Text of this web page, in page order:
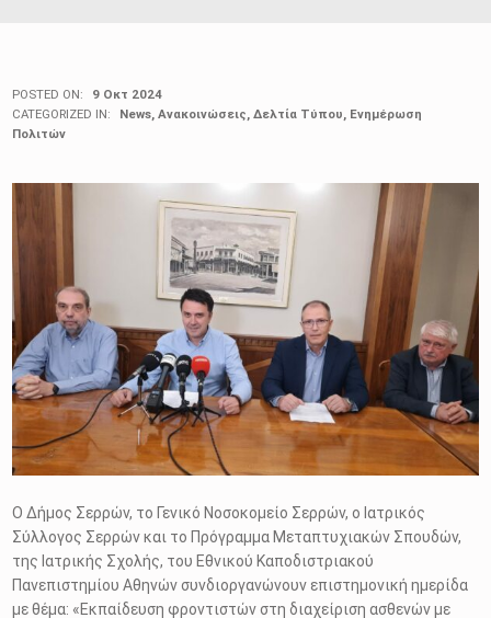
POSTED ON:
9 Οκτ 2024
CATEGORIZED IN:
News, Ανακοινώσεις Δελτία Τύπου Ενημέρωση
Πολιτών
Ο Δήμος Σερρών, το Γενικό Νοσοκομείο Σερρών, ο Ιατρικός
Σύλλογος Σερρών και το Πρόγραμμα Μεταπτυχιακών Σπουδών,
της Ιατρικής Σχολής, του Εθνικού Καποδιστριακού
Πανεπιστημίου Αθηνών συνδιοργανώνουν επιστημονική ημερίδα
με θέμα: «Εκπαίδευση φροντιστών στη διαχείριση ασθενών με